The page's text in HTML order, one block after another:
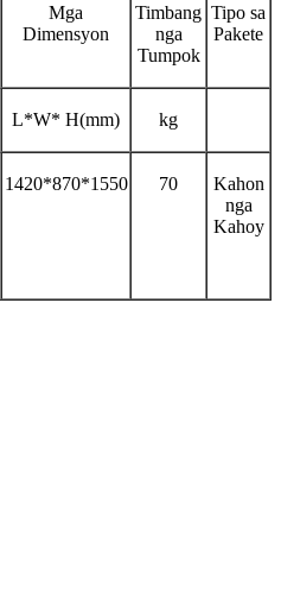
Mga
Dimensyon
Timbang
nga
Tumpok
Tipo sa
Pakete
L*W* H(mm) kg
1420*870*1550 70
Kahon
nga
Kahoy